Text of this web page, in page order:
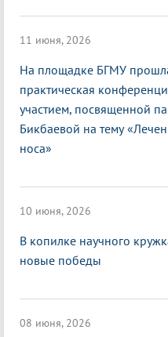
11 июня, 2026
На площадке БГМУ
практическая
участием, посвященной
Бикбаевой на тему
носа»
10 июня, 2026
В копилке научного
новые победы
08 июня, 2026